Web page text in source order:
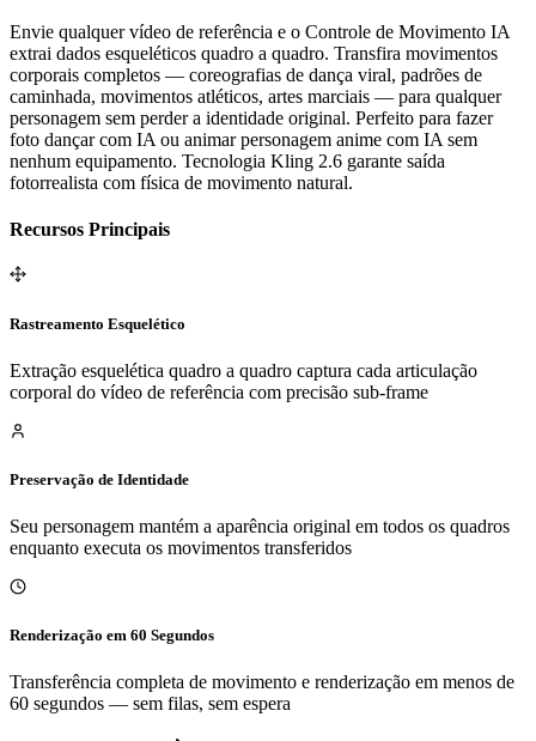
Envie qualquer vídeo de referência e o Controle de Movimento IA
extrai dados esqueléticos quadro a quadro. Transfira movimentos
corporais completos — coreografias de dança viral, padrões de
caminhada, movimentos atléticos, artes marciais — para qualquer
personagem sem perder a identidade original. Perfeito para fazer
foto dançar com IA ou animar personagem anime com IA sem
nenhum equipamento. Tecnologia Kling 2.6 garante saída
fotorrealista com física de movimento natural.
Recursos Principais
Rastreamento Esquelético
Extração esquelética quadro a quadro captura cada articulação
corporal do vídeo de referência com precisão sub-frame
Preservação de Identidade
Seu personagem mantém a aparência original em todos os quadros
enquanto executa os movimentos transferidos
Renderização em 60 Segundos
Transferência completa de movimento e renderização em menos de
60 segundos — sem filas, sem espera